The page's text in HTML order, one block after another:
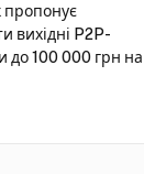
пропонує
вихідні P2P-
до 100 000 грн на